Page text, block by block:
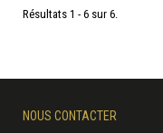
Résultats 1 - 6 sur 6.
NOUS CONTACTER